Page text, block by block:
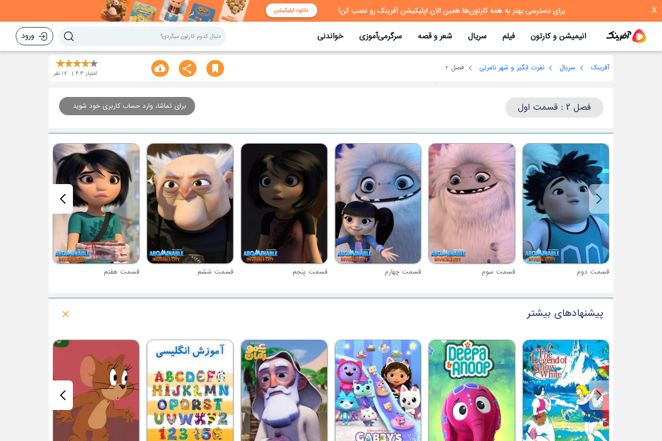
X
انیمیشن و کارتون فیلم سریال شعر و قصه سرگرمی‌آموزی خواندنی ورود
آفرینک سریال نفرت انگیز و شهر نامرئی فصل 2
امتیاز 4.3
17 نفر
فصل 2 : قسمت اول برای تماشا، وارد حساب کاربری خود شوید
قسمت دوم قسمت سوم قسمت چهارم قسمت پنجم قسمت ششم قسمت هفتم
پیشنهادهای بیشتر